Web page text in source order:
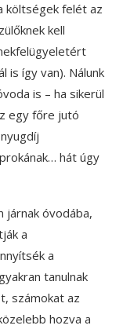
költségek felét az
kell
is így van). Nálunk
is – ha sikerül
egy főre jutó
hát úgy
járnak óvodába,
a
a
tanulnak
számokat az
hozva a